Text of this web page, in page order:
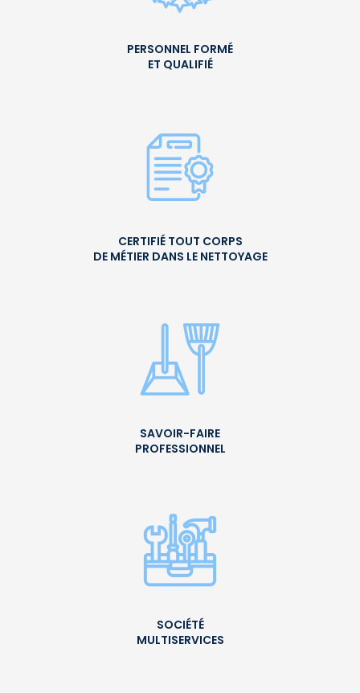
PERSONNEL FORMÉ
ET QUALIFIÉ
CERTIFIÉ TOUT CORPS
DE MÉTIER DANS LE NETTOYAGE
SAVOIR-FAIRE
PROFESSIONNEL
SOCIÉTÉ
MULTISERVICES